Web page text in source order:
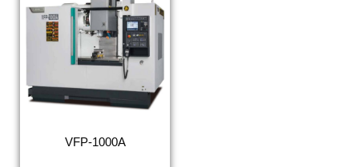
VFP-1000A